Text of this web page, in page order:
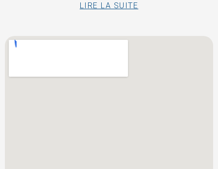
LIRE LA SUITE